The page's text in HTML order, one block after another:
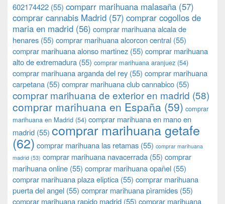
602174422 (55) comparr marihuana malasaña (57)
comprar cannabis Madrid (57) comprar cogollos de
maria en madrid (56) comprar marihuana alcala de
henares (55) comprar marihuana alcorcon central (55)
comprar marihuana alonso martinez (55) comprar marihuana
alto de extremadura (55) comprar marihuana aranjuez (54)
comprar marihuana arganda del rey (55) comprar marihuana
carpetana (55) comprar marihuana club cannabico (55)
comprar marihuana de exterior en madrid (58)
comprar marihuana en España (59) comprar
marihuana en Madrid (54) comprar marihuana en mano en
madrid (55) comprar marihuana getafe
(62) comprar marihuana las retamas (55) comprar marihuana
madrid (53) comprar marihuana navacerrada (55) comprar
marihuana online (55) comprar marihuana opañel (55)
comprar marihuana plaza eliptica (55) comprar marihuana
puerta del angel (55) comprar marihuana pìramides (55)
comprar marihuana rapido madrid (55) comprar marihuana